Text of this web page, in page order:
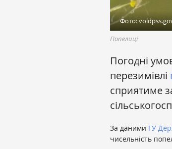
Фото:
Попелиці
Погодні
перезимівлі
сприятиме
За даними ГУ
чисельність